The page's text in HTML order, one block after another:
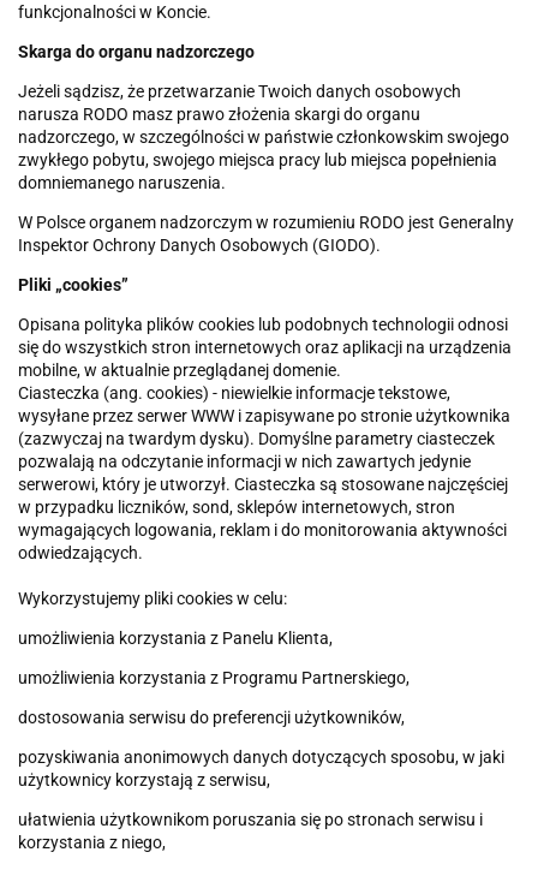
funkcjonalności w Koncie.
Skarga do organu nadzorczego
Jeżeli sądzisz, że przetwarzanie Twoich danych osobowych
narusza RODO masz prawo złożenia skargi do organu
nadzorczego, w szczególności w państwie członkowskim swojego
zwykłego pobytu, swojego miejsca pracy lub miejsca popełnienia
domniemanego naruszenia.
W Polsce organem nadzorczym w rozumieniu RODO jest Generalny
Inspektor Ochrony Danych Osobowych (GIODO).
Pliki „cookies”
Opisana polityka plików cookies lub podobnych technologii odnosi
się do wszystkich stron internetowych oraz aplikacji na urządzenia
mobilne, w aktualnie przeglądanej domenie.
Ciasteczka (ang. cookies) - niewielkie informacje tekstowe,
wysyłane przez serwer WWW i zapisywane po stronie użytkownika
(zazwyczaj na twardym dysku). Domyślne parametry ciasteczek
pozwalają na odczytanie informacji w nich zawartych jedynie
serwerowi, który je utworzył. Ciasteczka są stosowane najczęściej
w przypadku liczników, sond, sklepów internetowych, stron
wymagających logowania, reklam i do monitorowania aktywności
odwiedzających.
Wykorzystujemy pliki cookies w celu:
umożliwienia korzystania z Panelu Klienta,
umożliwienia korzystania z Programu Partnerskiego,
dostosowania serwisu do preferencji użytkowników,
pozyskiwania anonimowych danych dotyczących sposobu, w jaki
użytkownicy korzystają z serwisu,
ułatwienia użytkownikom poruszania się po stronach serwisu i
korzystania z niego,